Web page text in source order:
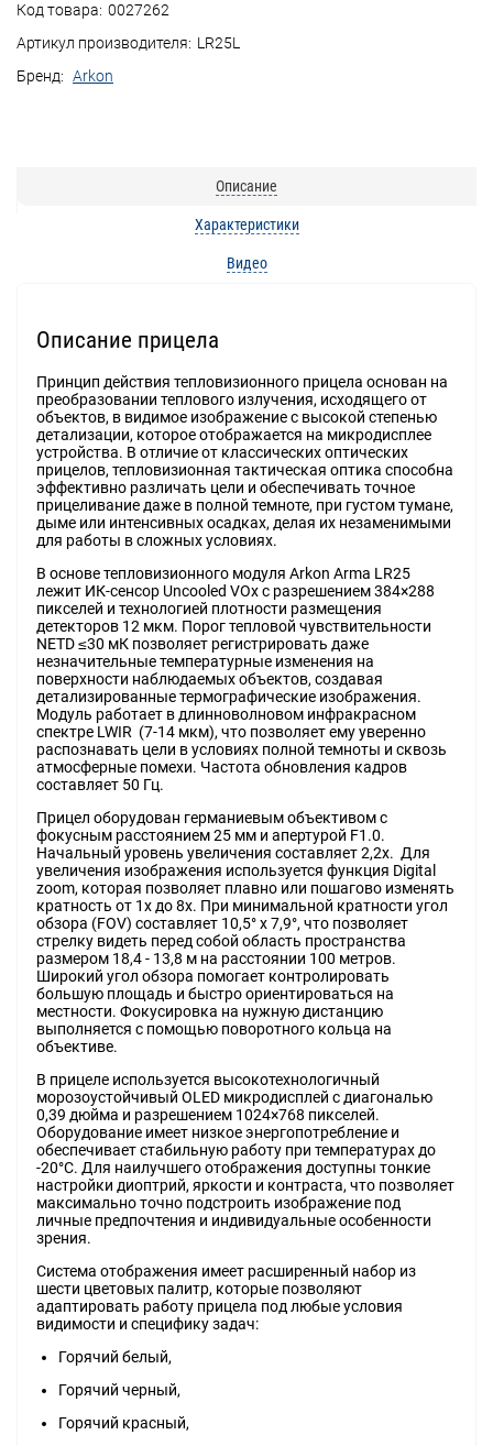
Код товара: 0027262
Артикул производителя: LR25L
Бренд: Arkon
Описание
Характеристики
Видео
Описание прицела
Принцип действия тепловизионного прицела основан на
преобразовании теплового излучения, исходящего от
объектов, в видимое изображение с высокой степенью
детализации, которое отображается на микродисплее
устройства. В отличие от классических оптических
прицелов, тепловизионная тактическая оптика способна
эффективно различать цели и обеспечивать точное
прицеливание даже в полной темноте, при густом тумане,
дыме или интенсивных осадках, делая их незаменимыми
для работы в сложных условиях.
В основе тепловизионного модуля Arkon Arma LR25
лежит ИК-сенсор Uncooled VOx с разрешением 384×288
пикселей и технологией плотности размещения
детекторов 12 мкм. Порог тепловой чувствительности
NETD ≤30 мК позволяет регистрировать даже
незначительные температурные изменения на
поверхности наблюдаемых объектов, создавая
детализированные термографические изображения.
Модуль работает в длинноволновом инфракрасном
спектре LWIR (7-14 мкм), что позволяет ему уверенно
распознавать цели в условиях полной темноты и сквозь
атмосферные помехи. Частота обновления кадров
составляет 50 Гц.
Прицел оборудован германиевым объективом с
фокусным расстоянием 25 мм и апертурой F1.0.
Начальный уровень увеличения составляет 2,2х. Для
увеличения изображения используется функция Digital
zoom, которая позволяет плавно или пошагово изменять
кратность от 1х до 8х. При минимальной кратности угол
обзора (FOV) составляет 10,5° х 7,9°, что позволяет
стрелку видеть перед собой область пространства
размером 18,4 - 13,8 м на расстоянии 100 метров.
Широкий угол обзора помогает контролировать
большую площадь и быстро ориентироваться на
местности. Фокусировка на нужную дистанцию
выполняется с помощью поворотного кольца на
объективе.
В прицеле используется высокотехнологичный
морозоустойчивый OLED микродисплей с диагональю
0,39 дюйма и разрешением 1024×768 пикселей.
Оборудование имеет низкое энергопотребление и
обеспечивает стабильную работу при температурах до
-20°C. Для наилучшего отображения доступны тонкие
настройки диоптрий, яркости и контраста, что позволяет
максимально точно подстроить изображение под
личные предпочтения и индивидуальные особенности
зрения.
Система отображения имеет расширенный набор из
шести цветовых палитр, которые позволяют
адаптировать работу прицела под любые условия
видимости и специфику задач:
Горячий белый,
Горячий черный,
Горячий красный,